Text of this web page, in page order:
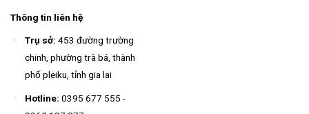
Thông tin liên hệ
Trụ sở: 453 đường trường
chinh, phường trà bá, thành
phố pleiku, tỉnh gia lai
Hotline: 0395 677 555 -